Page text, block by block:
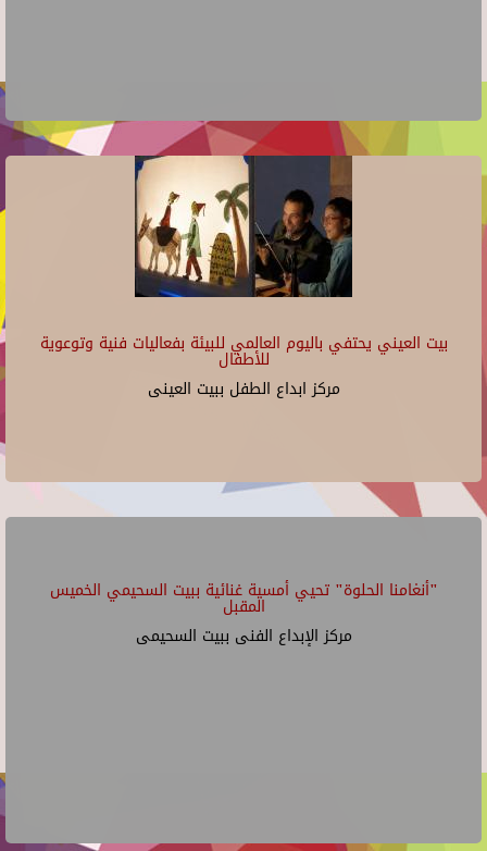
بيت العيني يحتفي باليوم العالمي للبيئة بفعاليات فنية وتوعوية
للأطفال
مركز ابداع الطفل ببيت العينى
"أنغامنا الحلوة" تحيي أمسية غنائية ببيت السحيمي الخميس
المقبل
مركز الإبداع الفنى ببيت السحيمى